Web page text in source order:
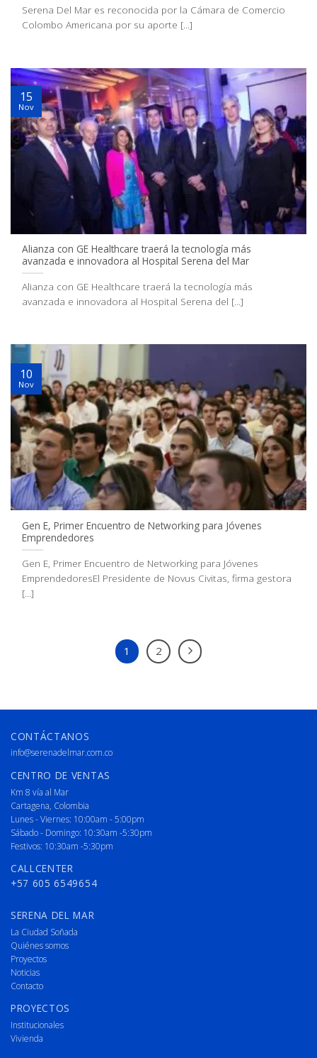
Serena Del Mar es reconocida por la Cámara de Comercio
Colombo Americana por su aporte [...]
Alianza con GE Healthcare traerá la tecnología más
avanzada e innovadora al Hospital Serena del Mar
Alianza con GE Healthcare traerá la tecnología más
avanzada e innovadora al Hospital Serena del [...]
15
Nov
Gen E, Primer Encuentro de Networking para Jóvenes
Emprendedores
Gen E, Primer Encuentro de Networking para Jóvenes
EmprendedoresEl Presidente de Novus Civitas, firma gestora
[...]
10
Nov
1 2
CONTÁCTANOS
info@serenadelmar.com.co
CENTRO DE VENTAS
Km 8 vía al Mar
Cartagena, Colombia
Lunes - Viernes: 10:00am - 5:00pm
Sábado - Domingo: 10:30am -5:30pm
Festivos: 10:30am -5:30pm
CALLCENTER
+57 605 6549654
SERENA DEL MAR
La Ciudad Soñada
Quiénes somos
Proyectos
Noticias
Contacto
PROYECTOS
Institucionales
Vivienda